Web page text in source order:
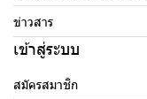
ข่าวสาร
เข้าสู่ระบบ
สมัครสมาชิก